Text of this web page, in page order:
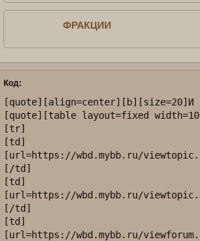
ФРАКЦИИ
Код:
[quote][table layout=fixed
[tr]
[td]
[url=https://wbd.mybb.ru/
[/td]
[td]
[url=https://wbd.mybb.ru/
[/td]
[td]
[url=https://wbd.mybb.ru/